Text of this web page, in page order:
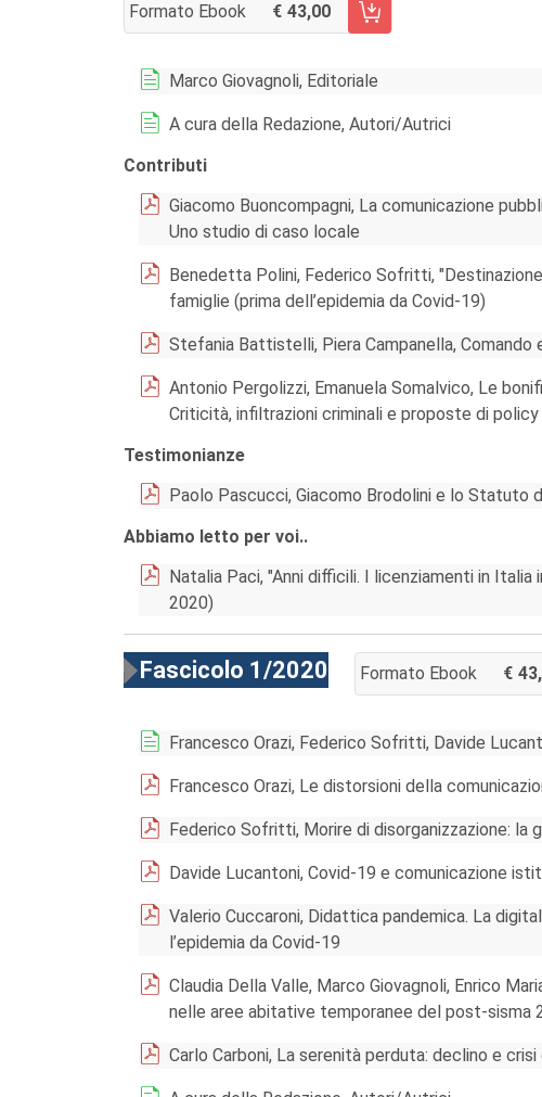
Formato Ebook 43,00
AGGIUNGI AL CARRELLO FASCICOLO 2/2020
Marco Giovagnoli, Editoriale
A cura della Redazione, Autori/Autrici
Contributi
Giacomo Buoncompagni, La comunicazione
Uno studio di caso locale
Benedetta Polini, Federico Sofritti,
famiglie (prima dell’epidemia da Covid-19)
Stefania Battistelli, Piera Campanella,
Antonio Pergolizzi, Emanuela Somalvico, Le
Criticità, infiltrazioni criminali e proposte di policy
Testimonianze
Paolo Pascucci, Giacomo Brodolini e lo Statuto
Abbiamo letto per voi..
Natalia Paci, "Anni difficili. I licenziamenti in
2020)
Fascicolo 1/2020 Formato Ebook
AGGIUNGI AL
Francesco Orazi, Federico Sofritti, Davide
Francesco Orazi, Le distorsioni della
Federico Sofritti, Morire di disorganizzazione: la
Davide Lucantoni, Covid-19 e comunicazione
Valerio Cuccaroni, Didattica pandemica. La
l’epidemia da Covid-19
Claudia Della Valle, Marco Giovagnoli, Enrico
nelle aree abitative temporanee del post-sisma
Carlo Carboni, La serenità perduta: declino e crisi